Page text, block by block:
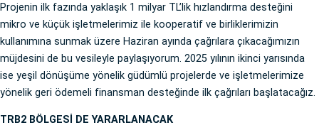
Projenin ilk fazında yaklaşık 1 milyar TL’lik hızlandırma desteğini
mikro ve küçük işletmelerimiz ile kooperatif ve birliklerimizin
kullanımına sunmak üzere Haziran ayında çağrılara çıkacağımızın
müjdesini de bu vesileyle paylaşıyorum. 2025 yılının ikinci yarısında
ise yeşil dönüşüme yönelik güdümlü projelerde ve işletmelerimize
yönelik geri ödemeli finansman desteğinde ilk çağrıları başlatacağız.
TRB2 BÖLGESİ DE YARARLANACAK